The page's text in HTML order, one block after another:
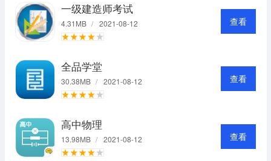
一级建造师考试
4.31MB / 2021-08-12 查看
全品学堂
30.38MB / 2021-08-12 查看
高中物理
13.98MB / 2021-08-12 查看